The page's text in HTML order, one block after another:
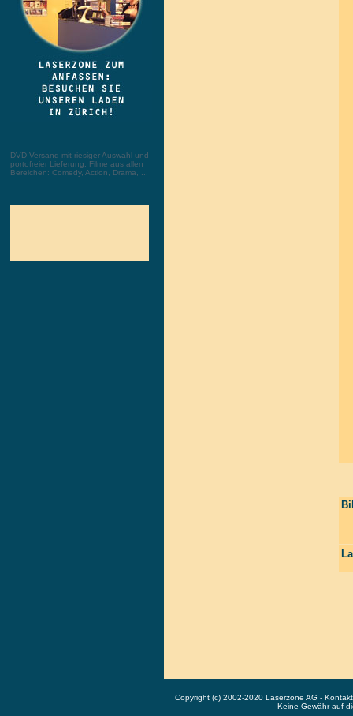
DVD Versand mit riesiger Auswahl und
portofreier Lieferung. Filme aus allen
Bereichen: Comedy, Action, Drama, ...
Copyright (c) 2002-2020 Laserzone AG -
Keine Gewähr auf